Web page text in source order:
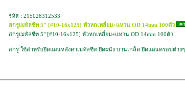
รหัส : 215028312533
สกรูเมทัลชีท 5" [#10-16x125] หัวหกเหลี่ยม+แหวน OD 14mm 100ตัว
สกรูเมทัลชีท 5" [#10-16x125] หัวหกเหลี่ยม+แหวน OD 14mm 100ตัว
สกรู ใช้สำหรับยึดแผ่นหลังคาเมทัลชีท ยึดผนัง บานเกล็ด ยึดแผ่นครอบต่างๆ